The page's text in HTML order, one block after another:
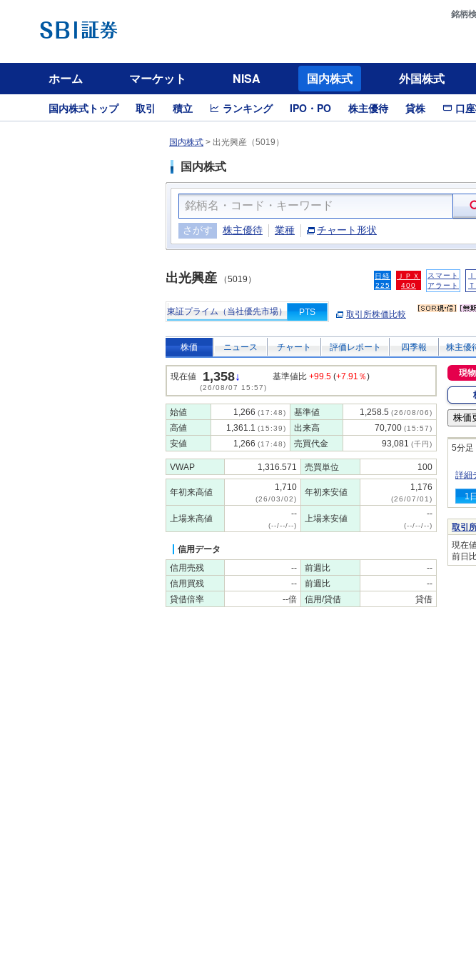
銘柄
ホーム マーケット NISA 国内株式 外国株式
国内株式トップ 取引 積立 ランキング IPO・PO 株主優待 貸株 口
国内株式 > 出光興産（5019）
国内株式
さがす 株主優待 業種 チャート形状
出光興産 （5019）
日経
225
ＪＰＸ
400
スマート
アラート
東証プライム（当社優先市場） PTS 取引所株価比較
株価 ニュース チャート 評価レポート 四季報 株主優
現在値 1,358↓
(26/08/07 15:57)
基準値比 +99.5 (+7.91％)
始値 1,266 (17:48) 基準値 1,258.5 (26/08/06)
高値 1,361.1 (15:39) 出来高 70,700 (15:57)
安値 1,266 (17:48) 売買代金 93,081 (千円)
VWAP 1,316.571 売買単位 100
年初来高値 1,710
(26/03/02)
年初来安値 1,176
(26/07/01)
上場来高値 --
(--/--/--)
上場来安値 --
(--/--/--)
信用データ
信用売残
-- 前週比
--
信用買残
-- 前週比
--
貸借倍率
--倍 信用/貸借 貸借
現
5分足
詳細
1
取引
現在
前日